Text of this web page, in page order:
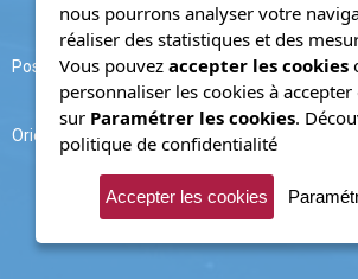
TRPM (ex.TU)
PAPS
Post - Bac
BTS CRSA
FS Packaging
Orientation
Forum
PsyEN
Onisep
Parcoursup
nous pourrons analyser votre
réaliser des statistiques et des
Vous pouvez accepter les cookies
personnaliser les cookies à
sur Paramétrer les cookies.
politique de confidentialité
Accepter les cookies